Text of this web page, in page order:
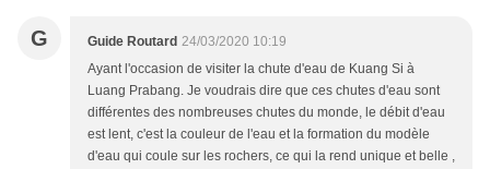
G Guide Routard 24/03/2020 10:19
Ayant l'occasion de visiter la chute d'eau de Kuang Si à
Luang Prabang. Je voudrais dire que ces chutes d'eau sont
différentes des nombreuses chutes du monde, le débit d'eau
est lent, c'est la couleur de l'eau et la formation du modèle
d'eau qui coule sur les rochers, ce qui la rend unique et belle ,